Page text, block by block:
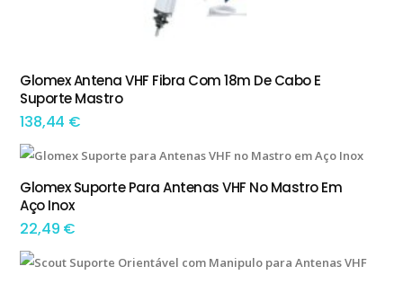
ADICIONAR
Glomex Antena VHF Fibra Com 18m De Cabo E
Suporte Mastro
138,44 €
ADICIONAR
Glomex Suporte Para Antenas VHF No Mastro Em
Aço Inox
22,49 €